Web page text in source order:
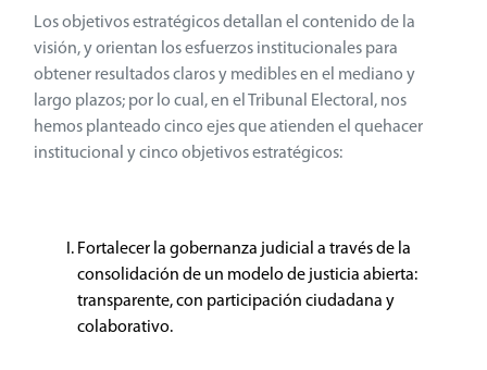
Los objetivos estratégicos detallan el contenido de la
visión, y orientan los esfuerzos institucionales para
obtener resultados claros y medibles en el mediano y
largo plazos; por lo cual, en el Tribunal Electoral, nos
hemos planteado cinco ejes que atienden el quehacer
institucional y cinco objetivos estratégicos:
Fortalecer la gobernanza judicial a través de la
consolidación de un modelo de justicia abierta:
transparente, con participación ciudadana y
colaborativo.